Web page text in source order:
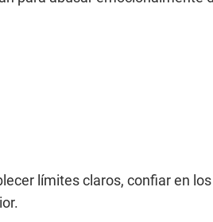
límites claros, confiar en